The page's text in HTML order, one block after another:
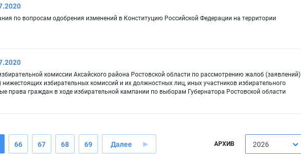
по вопросам одобрения изменений в Конституцию Российской Федерации на территории
комиссии Аксайского района Ростовской области по рассмотрению жалоб (заявлений)
нижестоящих избирательных комиссий и их должностных лиц, иных участников избирательного
права граждан в ходе избирательной кампании по выборам Губернатора Ростовской области
66 67 68 69 Далее АРХИВ 2026